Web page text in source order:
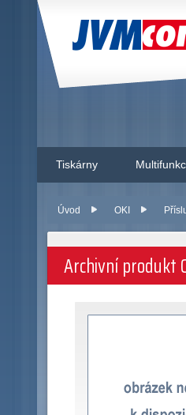
JVM
Tiskárny
Úvod OKI
Archivní produkt